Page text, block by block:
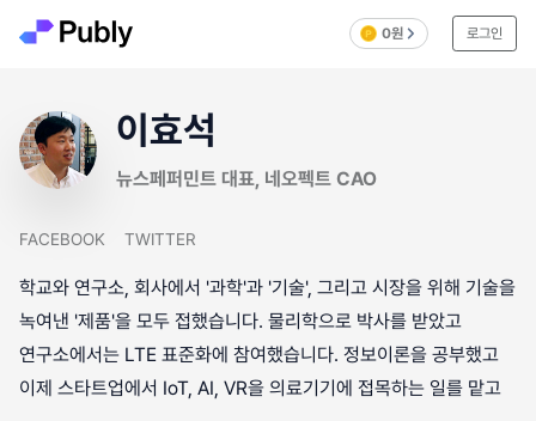
0원 로그인
이효석
뉴스페퍼민트 대표, 네오펙트 CAO
FACEBOOK TWITTER
학교와 연구소, 회사에서 '과학'과 '기술', 그리고 시장을 위해 기술을
녹여낸 '제품'을 모두 접했습니다. 물리학으로 박사를 받았고
연구소에서는 LTE 표준화에 참여했습니다. 정보이론을 공부했고
이제 스타트업에서 IoT, AI, VR을 의료기기에 접목하는 일를 맡고